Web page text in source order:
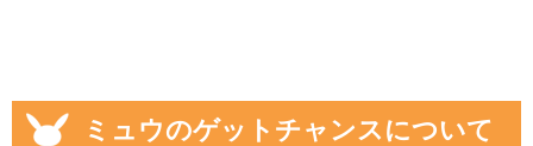
ミュウのゲットチャンスについて